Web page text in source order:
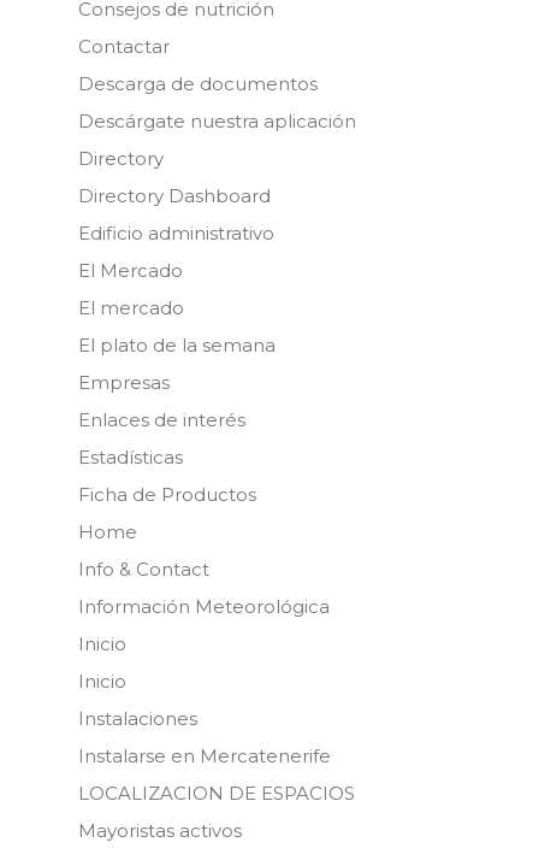
Consejos de nutrición
Contactar
Descarga de documentos
Descárgate nuestra aplicación
Directory
Directory Dashboard
Edificio administrativo
El Mercado
El mercado
El plato de la semana
Empresas
Enlaces de interés
Estadísticas
Ficha de Productos
Home
Info & Contact
Información Meteorológica
Inicio
Inicio
Instalaciones
Instalarse en Mercatenerife
LOCALIZACION DE ESPACIOS
Mayoristas activos